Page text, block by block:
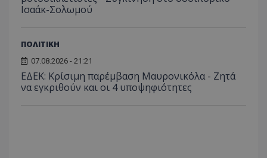
Ισαάκ-Σολωμού
ΠΟΛΙΤΙΚΗ
07.08.2026 - 21:21
ΕΔΕΚ: Κρίσιμη παρέμβαση Μαυρονικόλα - Ζητά
να εγκριθούν και οι 4 υποψηφιότητες